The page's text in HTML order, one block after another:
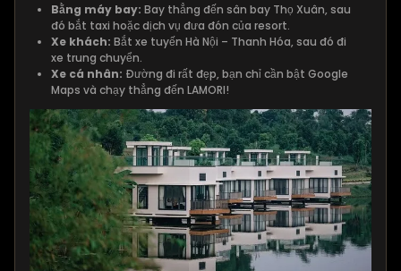
Bằng máy bay: Bay thẳng đến sân bay Thọ Xuân, sau
đó bắt taxi hoặc dịch vụ đưa đón của resort.
Xe khách: Bắt xe tuyến Hà Nội – Thanh Hóa, sau đó đi
xe trung chuyển.
Xe cá nhân: Đường đi rất đẹp, bạn chỉ cần bật Google
Maps và chạy thẳng đến LAMORI!